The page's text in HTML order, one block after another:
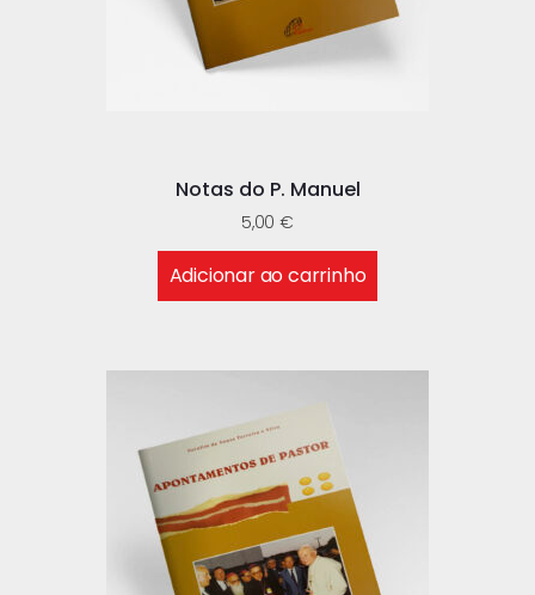
Notas do P. Manuel
5,00€
Adicionar ao carrinho